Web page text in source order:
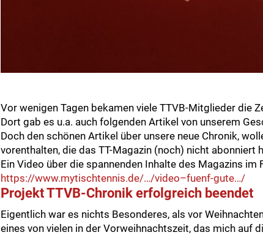
Vor wenigen Tagen bekamen viele TTVB-Mitglieder die
Dort gab es u.a. auch folgenden Artikel von unserem
Doch den schönen Artikel über unsere neue Chronik,
vorenthalten, die das TT-Magazin (noch) nicht abonniert
Ein Video über die spannenden Inhalte des Magazins im
https://www.mytischtennis.de/…/video–fuenf-gute…/
Projekt TTVB-Chronik erfolgreich beendet
Eigentlich war es nichts Besonderes, als vor
eines von vielen in der Vorweihnachtszeit, das mich auf